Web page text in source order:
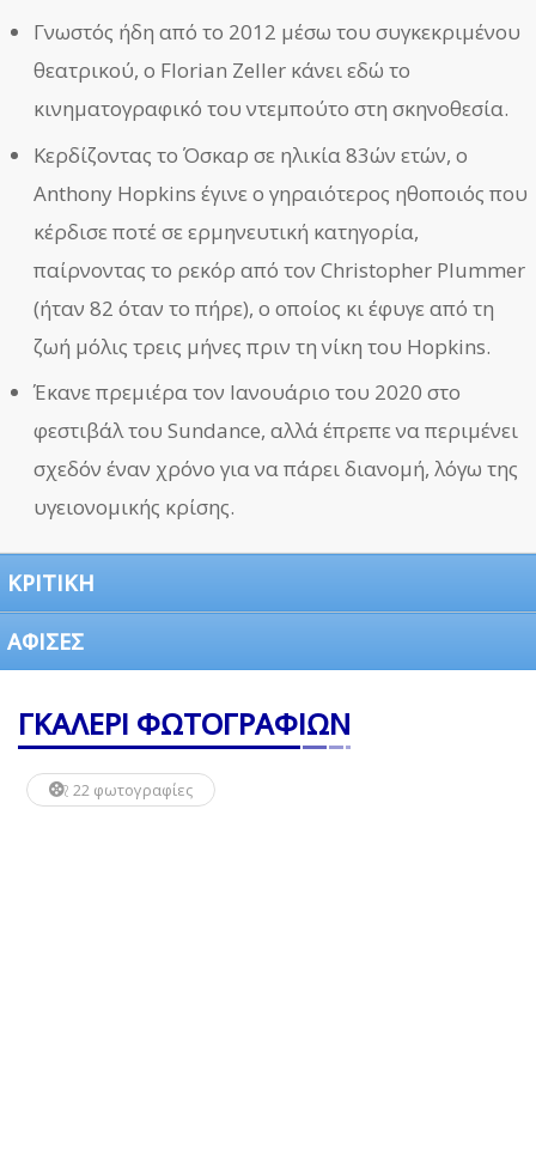
Γνωστός ήδη από το 2012 μέσω του συγκεκριμένου
θεατρικού, ο Florian Zeller κάνει εδώ το
κινηματογραφικό του ντεμπούτο στη σκηνοθεσία.
Κερδίζοντας το Όσκαρ σε ηλικία 83ών ετών, ο
Anthony Hopkins έγινε ο γηραιότερος ηθοποιός που
κέρδισε ποτέ σε ερμηνευτική κατηγορία,
παίρνοντας το ρεκόρ από τον Christopher Plummer
(ήταν 82 όταν το πήρε), ο οποίος κι έφυγε από τη
ζωή μόλις τρεις μήνες πριν τη νίκη του Hopkins.
Έκανε πρεμιέρα τον Ιανουάριο του 2020 στο
φεστιβάλ του Sundance, αλλά έπρεπε να περιμένει
σχεδόν έναν χρόνο για να πάρει διανομή, λόγω της
υγειονομικής κρίσης.
ΚΡΙΤΙΚΗ
ΑΦΙΣΕΣ
ΓΚΑΛΕΡΙ ΦΩΤΟΓΡΑΦΙΩΝ
22 φωτογραφίες